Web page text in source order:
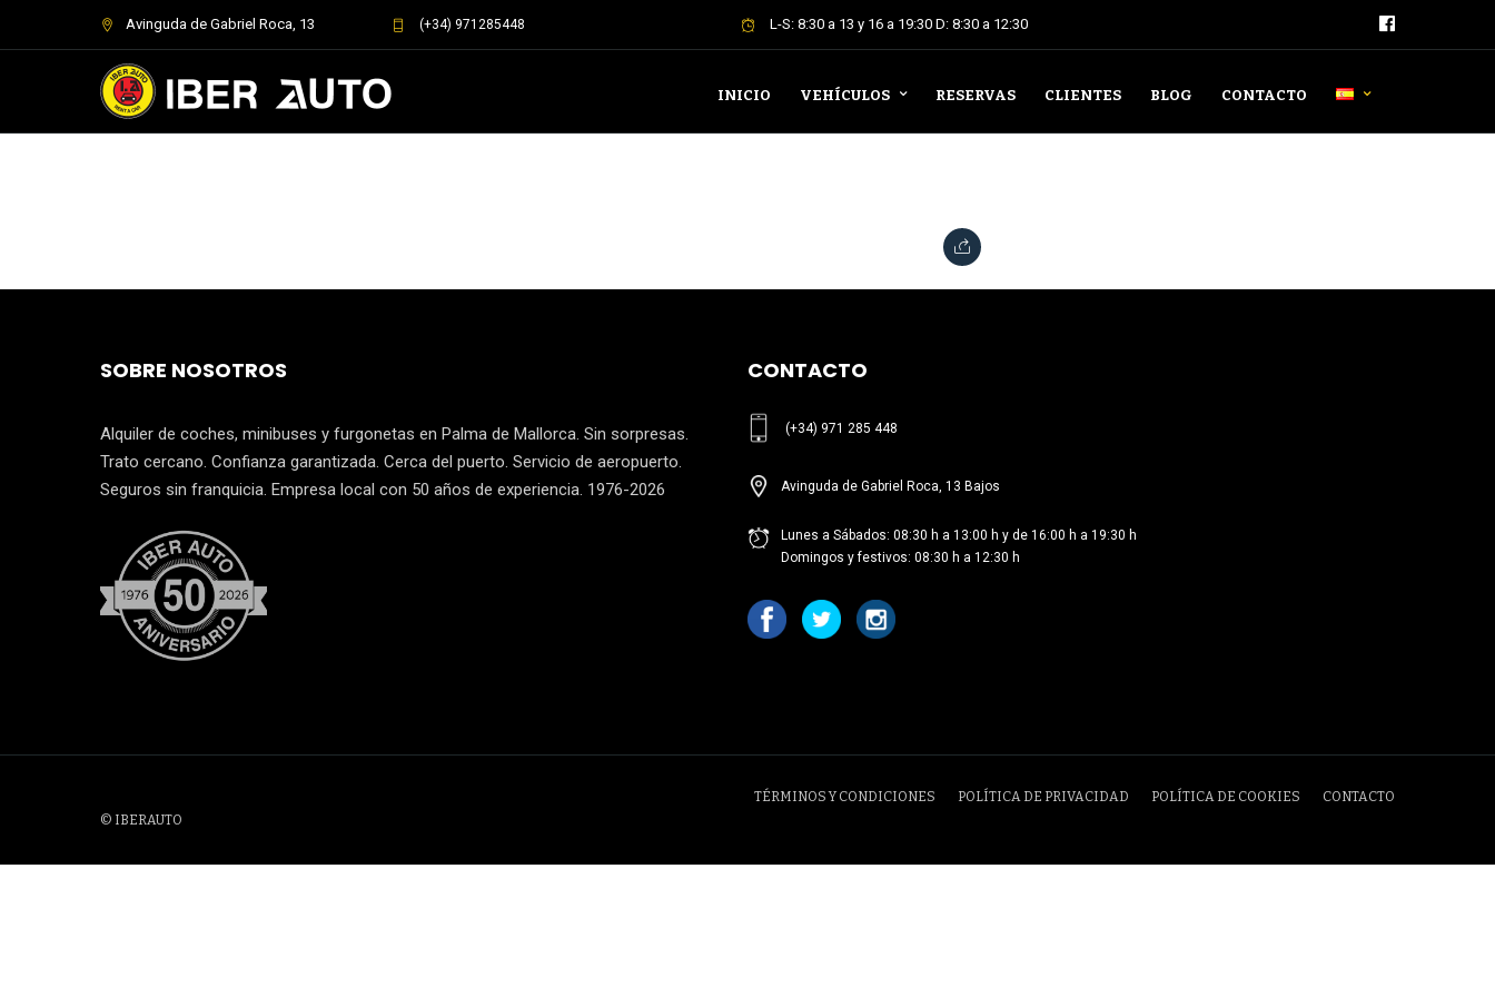
Avinguda de Gabriel Roca, 13 (+34) 971285448 L-S: 8:30 a 13 y 16 a 19:30 D: 8:30 a 12:30
INICIO VEHÍCULOS RESERVAS CLIENTES BLOG CONTACTO
SOBRE NOSOTROS
Alquiler de coches, minibuses y furgonetas en Palma de Mallorca. Sin sorpresas.
Trato cercano. Confianza garantizada. Cerca del puerto. Servicio de aeropuerto.
Seguros sin franquicia. Empresa local con 50 años de experiencia. 1976-2026
CONTACTO
(+34) 971 285 448
Avinguda de Gabriel Roca, 13 Bajos
Lunes a Sábados: 08:30 h a 13:00 h y de 16:00 h a 19:30 h
Domingos y festivos: 08:30 h a 12:30 h
TÉRMINOS Y CONDICIONES POLÍTICA DE PRIVACIDAD POLÍTICA DE COOKIES
CONTACTO
© IBERAUTO